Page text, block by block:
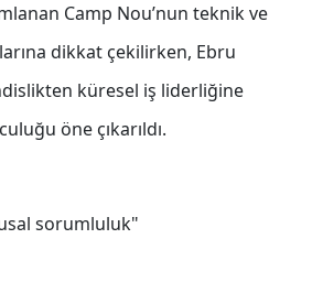
Camp Nou’nun teknik ve
dikkat çekilirken, Ebru
küresel iş liderliğine
öne çıkarıldı.
sorumluluk"